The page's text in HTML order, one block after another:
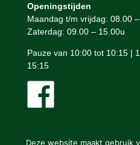
Openingstijden
Maandag t/m vrijdag: 08.00
Zaterdag: 09.00 – 15.00u
Pauze van 10:00 tot 10:15 |
15:15
Deze website maakt gebruik